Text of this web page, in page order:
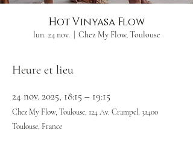
Hot Vinyasa Flow
lun. 24 nov. Chez My Flow, Toulouse
Heure et lieu
24 nov. 2025, 18:15 – 19:15
Chez My Flow, Toulouse, 124 Av. Crampel, 31400
Toulouse, France